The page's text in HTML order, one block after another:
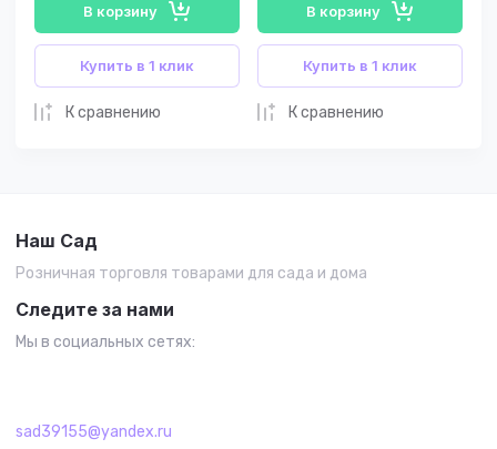
В корзину
Купить в 1 клик
К сравнению
В корзину
Купить в 1 клик
К сравнению
Наш Сад
Розничная торговля товарами для сада и дома
Следите за нами
Мы в социальных сетях:
sad39155@yandex.ru